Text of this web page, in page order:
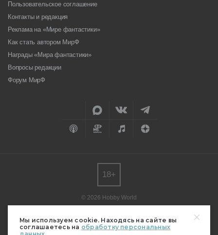
Мы используем cookie. Находясь на сайте вы
соглашаетесь на обработку персональных
Пользовательское соглашение
Контакты и редакция
Реклама на «Мире фантастики»
Как стать автором МирФ
Награды «Мира фантастики»
Вопросы редакции
Форум МирФ
© 2026 Hobby World
редакции.
Мнение авторов может не совпадать с мнением редакции.
18+